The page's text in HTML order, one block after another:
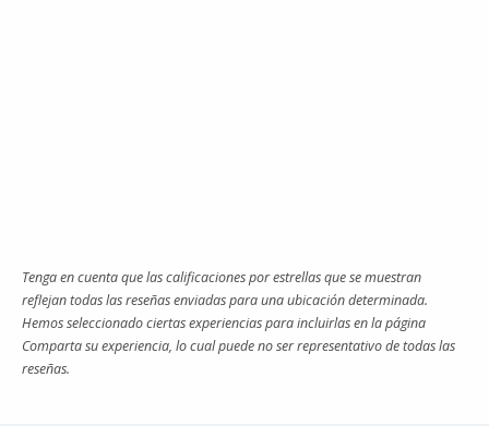
Tenga en cuenta que las calificaciones por estrellas que se muestran
reflejan todas las reseñas enviadas para una ubicación determinada.
Hemos seleccionado ciertas experiencias para incluirlas en la página
Comparta su experiencia, lo cual puede no ser representativo de todas las
reseñas.